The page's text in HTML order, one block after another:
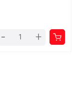
- +